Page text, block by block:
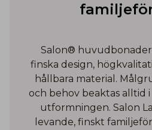
Salon® huvudbonader
finska design,
hållbara material.
och behov beaktas alltid
utformningen. Salon
levande, finskt